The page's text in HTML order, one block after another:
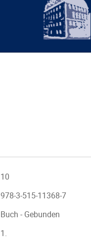
10
978-3-515-11368-7
Buch - Gebunden
1.